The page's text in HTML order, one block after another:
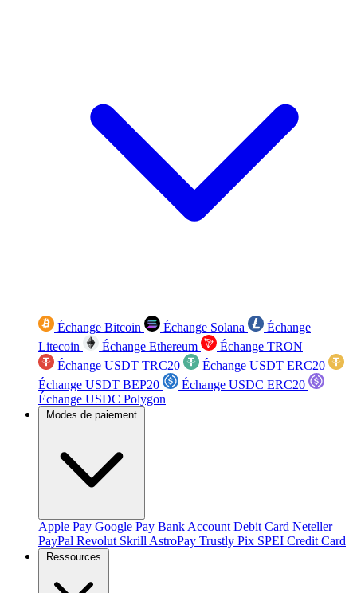
Échange Bitcoin Échange Solana
Échange
Litecoin
Échange Ethereum
Échange TRON
Échange USDT TRC20
Échange USDT ERC20
Échange USDT BEP20
Échange USDC ERC20
Échange USDC Polygon
Modes de paiement
Apple Pay Google Pay Bank Account Debit Card Neteller
PayPal Revolut Skrill AstroPay Trustly Pix SPEI Credit Card
Ressources